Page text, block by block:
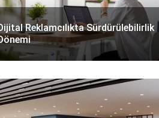
Reklamcılıkta Sürdürülebilirlik